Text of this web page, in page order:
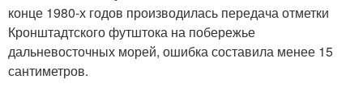
конце 1980-х годов производилась передача отметки
Кронштадтского футштока на побережье
дальневосточных морей, ошибка составила менее 15
сантиметров.